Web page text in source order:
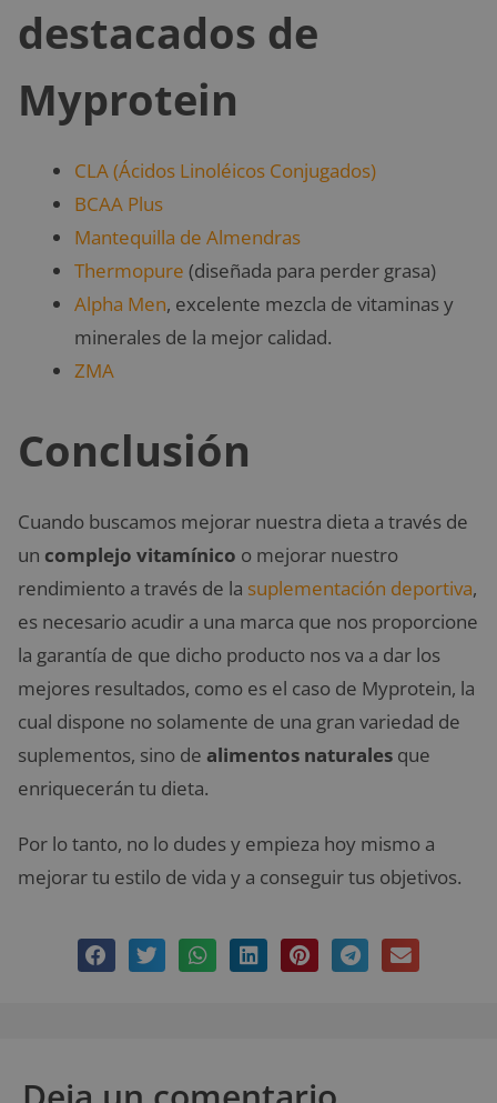
destacados de
Myprotein
CLA (Ácidos Linoléicos Conjugados)
BCAA Plus
Mantequilla de Almendras
Thermopure (diseñada para perder grasa)
Alpha Men, excelente mezcla de vitaminas y
minerales de la mejor calidad.
ZMA
Conclusión
Cuando buscamos mejorar nuestra dieta a través de
un complejo vitamínico o mejorar nuestro
rendimiento a través de la suplementación deportiva,
es necesario acudir a una marca que nos proporcione
la garantía de que dicho producto nos va a dar los
mejores resultados, como es el caso de Myprotein, la
cual dispone no solamente de una gran variedad de
suplementos, sino de alimentos naturales que
enriquecerán tu dieta.
Por lo tanto, no lo dudes y empieza hoy mismo a
mejorar tu estilo de vida y a conseguir tus objetivos.